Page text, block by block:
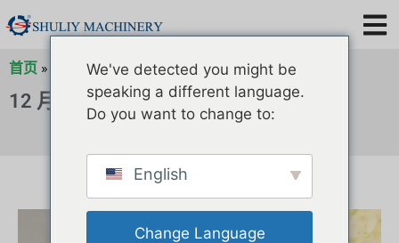
首页 » 2019 年存档 »12 月存档»存档
12 月 25, 2019
We've detected you might be
speaking a different language.
Do you want to change to:
English
Change Language